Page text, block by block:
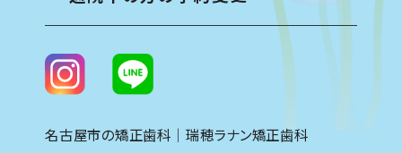
名古屋市の矯正歯科｜瑞穂ラナン矯正歯科